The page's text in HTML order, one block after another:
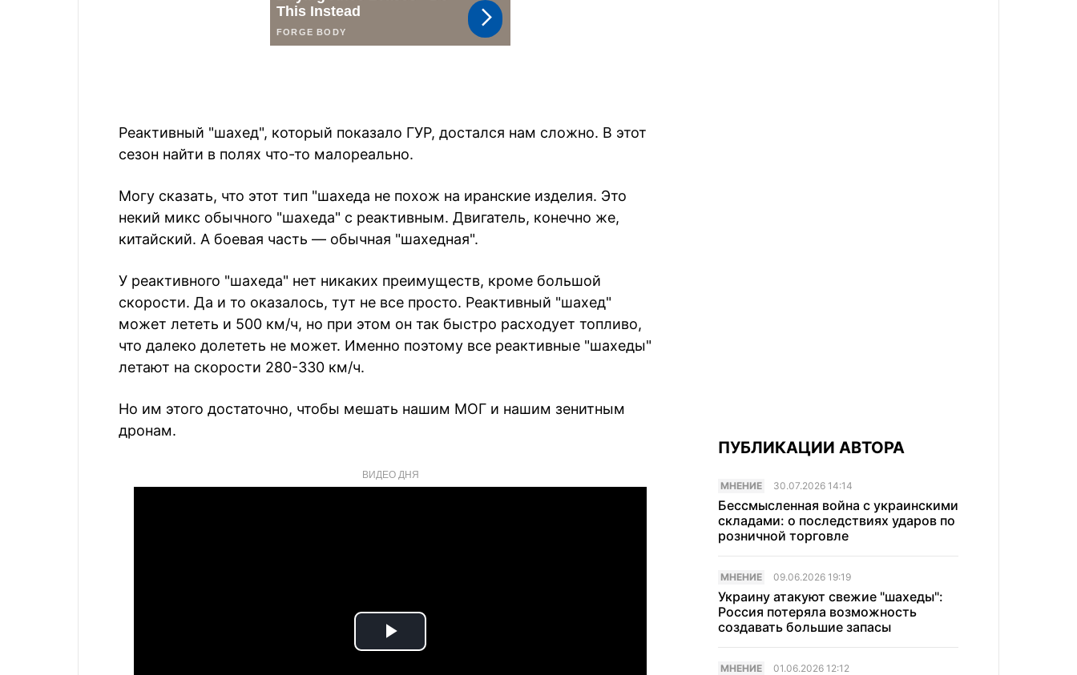
Реактивный "шахед", который показало ГУР, достался нам сложно. В этот
сезон найти в полях что-то малореально.
Могу сказать, что этот тип "шахеда не похож на иранские изделия. Это
некий микс обычного "шахеда" с реактивным. Двигатель, конечно же,
китайский. А боевая часть — обычная "шахедная".
У реактивного "шахеда" нет никаких преимуществ, кроме большой
скорости. Да и то оказалось, тут не все просто. Реактивный "шахед"
может лететь и 500 км/ч, но при этом он так быстро расходует топливо,
что далеко долететь не может. Именно поэтому все реактивные "шахеды"
летают на скорости 280-330 км/ч.
Но им этого достаточно, чтобы мешать нашим МОГ и нашим зенитным
дронам.
ВИДЕО ДНЯ
Play
ПУБЛИКАЦИИ АВТОРА
МНЕНИЕ 30.07.2026 14:14
Бессмысленная война с украинскими
складами: о последствиях ударов по
розничной торговле
МНЕНИЕ 09.06.2026 19:19
Украину атакуют свежие "шахеды":
Россия потеряла возможность
создавать большие запасы
МНЕНИЕ 01.06.2026 12:12